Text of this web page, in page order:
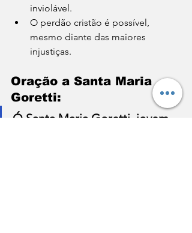
inviolável.
O perdão cristão é possível,
mesmo diante das maiores
injustiças.
Oração a Santa Maria
Goretti:
Ó Santa Maria Goretti, jovem